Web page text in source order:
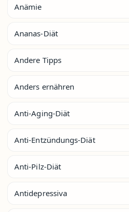
Anämie
Ananas-Diät
Andere Tipps
Anders ernähren
Anti-Aging-Diät
Anti-Entzündungs-Diät
Anti-Pilz-Diät
Antidepressiva